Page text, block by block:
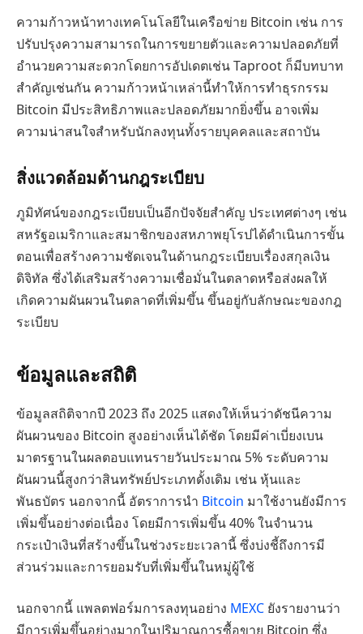
ความก้าวหน้าทางเทคโนโลยีในเครือข่าย Bitcoin เช่น การ
ปรับปรุงความสามารถในการขยายตัวและความปลอดภัยที่
อำนวยความสะดวกโดยการอัปเดตเช่น Taproot ก็มีบทบาท
สำคัญเช่นกัน ความก้าวหน้าเหล่านี้ทำให้การทำธุรกรรม
Bitcoin มีประสิทธิภาพและปลอดภัยมากยิ่งขึ้น อาจเพิ่ม
ความน่าสนใจสำหรับนักลงทุนทั้งรายบุคคลและสถาบัน
สิ่งแวดล้อมด้านกฎระเบียบ
ภูมิทัศน์ของกฎระเบียบเป็นอีกปัจจัยสำคัญ ประเทศต่างๆ เช่น
สหรัฐอเมริกาและสมาชิกของสหภาพยุโรปได้ดำเนินการขั้น
ตอนเพื่อสร้างความชัดเจนในด้านกฎระเบียบเรื่องสกุลเงิน
ดิจิทัล ซึ่งได้เสริมสร้างความเชื่อมั่นในตลาดหรือส่งผลให้
เกิดความผันผวนในตลาดที่เพิ่มขึ้น ขึ้นอยู่กับลักษณะของกฎ
ระเบียบ
ข้อมูลและสถิติ
ข้อมูลสถิติจากปี 2023 ถึง 2025 แสดงให้เห็นว่าดัชนีความ
ผันผวนของ Bitcoin สูงอย่างเห็นได้ชัด โดยมีค่าเบี่ยงเบน
มาตรฐานในผลตอบแทนรายวันประมาณ 5% ระดับความ
ผันผวนนี้สูงกว่าสินทรัพย์ประเภทดั้งเดิม เช่น หุ้นและ
พันธบัตร นอกจากนี้ อัตราการนำ Bitcoin มาใช้งานยังมีการ
เพิ่มขึ้นอย่างต่อเนื่อง โดยมีการเพิ่มขึ้น 40% ในจำนวน
กระเป๋าเงินที่สร้างขึ้นในช่วงระยะเวลานี้ ซึ่งบ่งชี้ถึงการมี
ส่วนร่วมและการยอมรับที่เพิ่มขึ้นในหมู่ผู้ใช้
นอกจากนี้ แพลตฟอร์มการลงทุนอย่าง MEXC ยังรายงานว่า
มีการเพิ่มขึ้นอย่างมากในปริมาณการซื้อขาย Bitcoin ซึ่ง